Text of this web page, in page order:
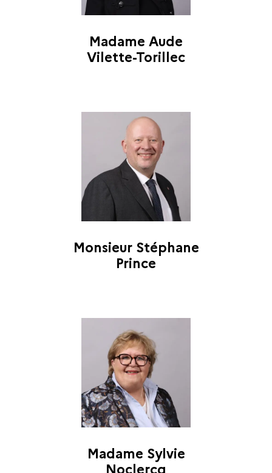
Madame Aude
Vilette-Torillec
Monsieur Stéphane
Prince
Madame Sylvie
Noclercq